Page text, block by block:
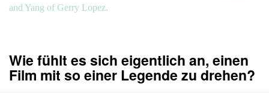
and Yang of Gerry Lopez.
Wie fühlt es sich eigentlich an, einen
Film mit so einer Legende zu drehen?